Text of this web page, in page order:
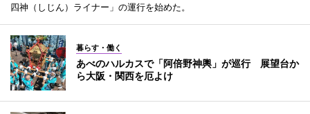
四神（しじん）ライナー」の運行を始めた。
暮らす・働く
あべのハルカスで「阿倍野神輿」が巡行 展望台か
ら大阪・関西を厄よけ